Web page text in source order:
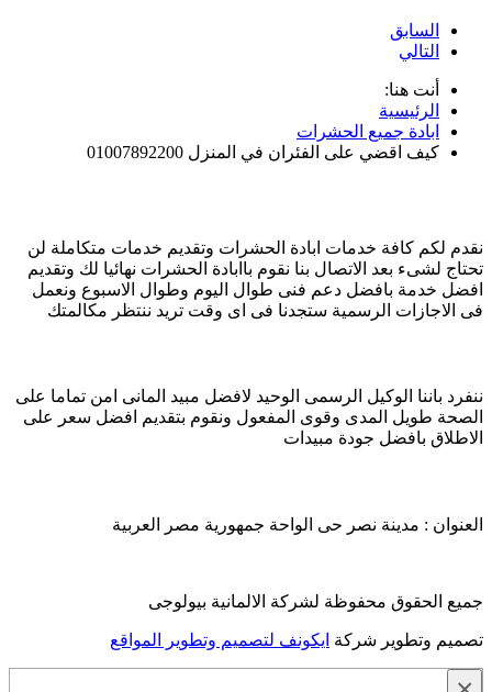
السابق
التالي
أنت هنا:
الرئيسية
ابادة جميع الحشرات
كيف اقضي على الفئران في المنزل 01007892200
نقدم لكم كافة خدمات ابادة الحشرات وتقديم خدمات متكاملة لن
تحتاج لشىء بعد الاتصال بنا نقوم باابادة الحشرات نهائيا لك وتقديم
افضل خدمة بافضل دعم فنى طوال اليوم وطوال الاسبوع ونعمل
فى الاجازات الرسمية ستجدنا فى اى وقت تريد ننتظر مكالمتك
ننفرد باننا الوكيل الرسمى الوحيد لافضل مبيد المانى امن تماما على
الصحة طويل المدى وقوى المفعول ونقوم بتقديم افضل سعر على
الاطلاق بافضل جودة مبيدات
العنوان : مدينة نصر حى الواحة جمهورية مصر العربية
جميع الحقوق محفوظة لشركة الالمانية بيولوجى
تصميم وتطوير شركة ايكونف لتصميم وتطوير المواقع